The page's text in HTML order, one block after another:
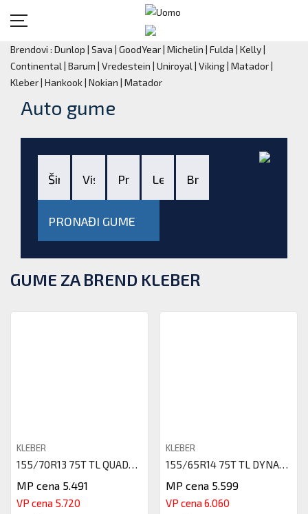
Brendovi : Dunlop | Sava | GoodYear | Michelin | Fulda | Kelly |
Continental | Barum | Vredestein | Uniroyal | Viking | Matador |
Kleber | Hankook | Nokian | Matador
Auto gume
PRONAĐI GUME
GUME ZA BREND KLEBER
KLEBER
155/70R13 75T TL QUADRAXER2 KL
MP cena 5.491
VP cena 5.720
KLEBER
155/65R14 75T TL DYNAXER HP4 D
MP cena 5.599
VP cena 6.060